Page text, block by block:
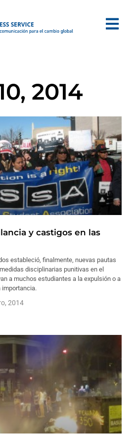
2014
y castigos en las
estableció, finalmente, nuevas pautas
disciplinarias punitivas en el
a muchos estudiantes a la expulsión o a
importancia.
2014